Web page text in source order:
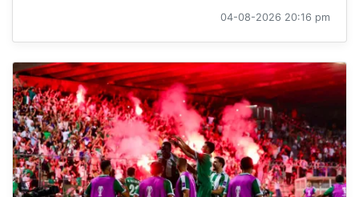
04-08-2026 20:16 pm